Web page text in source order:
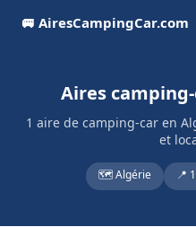
🚐 AiresCampingCar.com
Aires
1 aire de camping-car en
et
🗺️ Algérie 📍